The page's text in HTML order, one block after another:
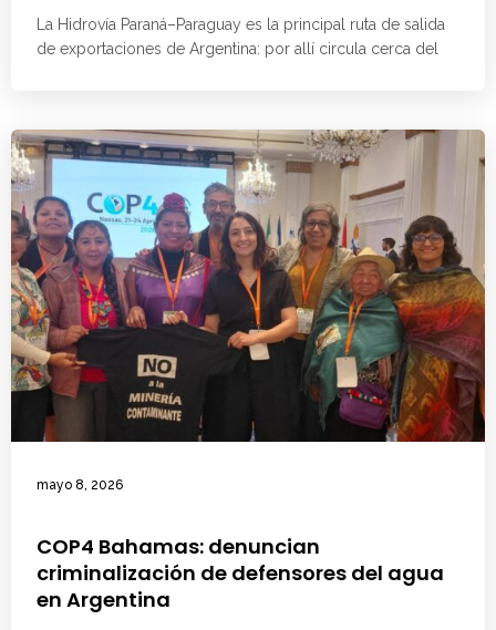
La Hidrovía Paraná–Paraguay es la principal ruta de salida
de exportaciones de Argentina: por allí circula cerca del
mayo 8, 2026
COP4 Bahamas: denuncian
criminalización de defensores del agua
en Argentina